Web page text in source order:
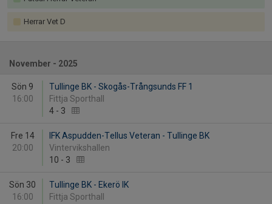
Herrar Vet D
November - 2025
Sön 9
16:00
Tullinge BK - Skogås-Trångsunds FF 1
Fittja Sporthall
4 - 3
Fre 14
20:00
IFK Aspudden-Tellus Veteran - Tullinge BK
Vintervikshallen
10 - 3
Sön 30
16:00
Tullinge BK - Ekerö IK
Fittja Sporthall